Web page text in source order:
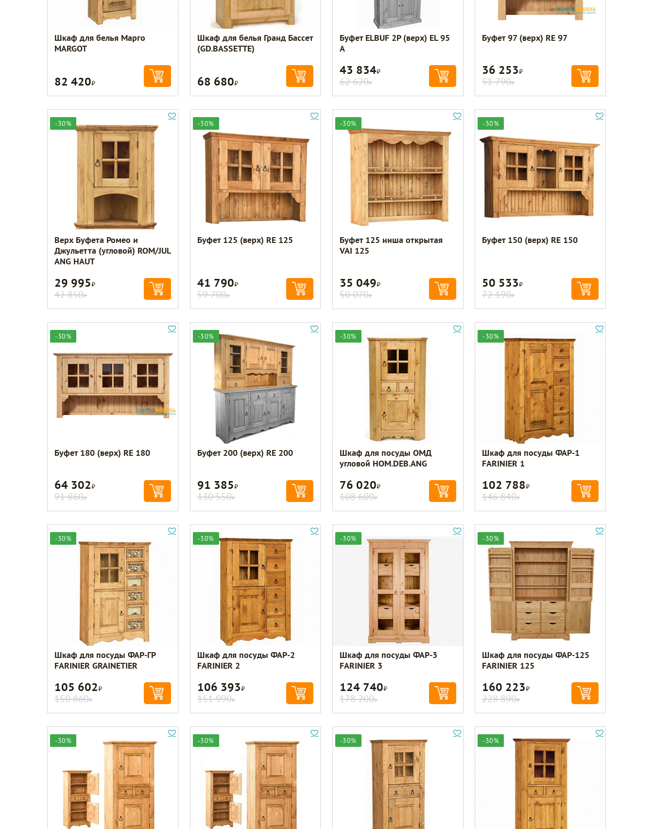
Шкаф для белья Марго
MARGOT
82 420Р
Шкаф для белья Гранд Бассет
(GD.BASSETTE)
68 680Р
Буфет ELBUF 2P (верх) EL 95
A
43 834Р
62 620Р
Буфет 97 (верх) RE 97
36 253Р
51 790Р
-30%
Верх Буфета Ромео и
Джульетта (угловой) ROM/JUL
ANG HAUT
29 995Р
42 850Р
-30%
Буфет 125 (верх) RE 125
41 790Р
59 700Р
-30%
Буфет 125 ниша открытая
VAI 125
35 049Р
50 070Р
-30%
Буфет 150 (верх) RE 150
50 533Р
72 190Р
-30%
Буфет 180 (верх) RE 180
64 302Р
91 860Р
-30%
Буфет 200 (верх) RE 200
91 385Р
130 550Р
-30%
Шкаф для посуды ОМД
угловой HOM.DEB.ANG
76 020Р
108 600Р
-30%
Шкаф для посуды ФАР-1
FARINIER 1
102 788Р
146 840Р
-30%
Шкаф для посуды ФАР-ГР
FARINIER GRAINETIER
105 602Р
150 860Р
-30%
Шкаф для посуды ФАР-2
FARINIER 2
106 393Р
151 990Р
-30%
Шкаф для посуды ФАР-3
FARINIER 3
124 740Р
178 200Р
-30%
Шкаф для посуды ФАР-125
FARINIER 125
160 223Р
228 890Р
-30% -30% -30% -30%